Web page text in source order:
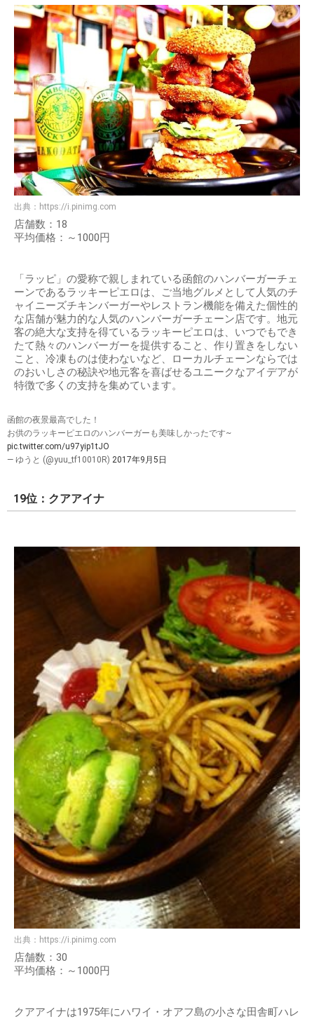
出典： https://i.pinimg.com
店舗数：18
平均価格：～1000円
「ラッピ」の愛称で親しまれている函館のハンバーガーチェ
ーンであるラッキーピエロは、ご当地グルメとして人気のチ
ャイニーズチキンバーガーやレストラン機能を備えた個性的
な店舗が魅力的な人気のハンバーガーチェーン店です。地元
客の絶大な支持を得ているラッキーピエロは、いつでもでき
たて熱々のハンバーガーを提供すること、作り置きをしない
こと、冷凍ものは使わないなど、ローカルチェーンならでは
のおいしさの秘訣や地元客を喜ばせるユニークなアイデアが
特徴で多くの支持を集めています。
函館の夜景最高でした！
お供のラッキーピエロのハンバーガーも美味しかったです~
pic.twitter.com/u97yip1tJO
— ゆうと (@yuu_tf10010R) 2017年9月5日
19位：クアアイナ
出典： https://i.pinimg.com
店舗数：30
平均価格：～1000円
クアアイナは1975年にハワイ・オアフ島の小さな田舎町ハレ